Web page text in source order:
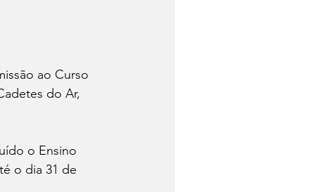
ao Curso
do Ar,
o Ensino
o dia 31 de